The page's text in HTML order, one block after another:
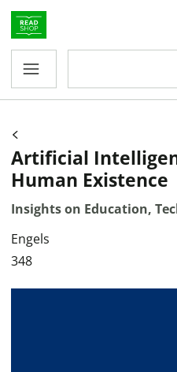
Artificial
Human Existence
Insights on Education,
Engels
348